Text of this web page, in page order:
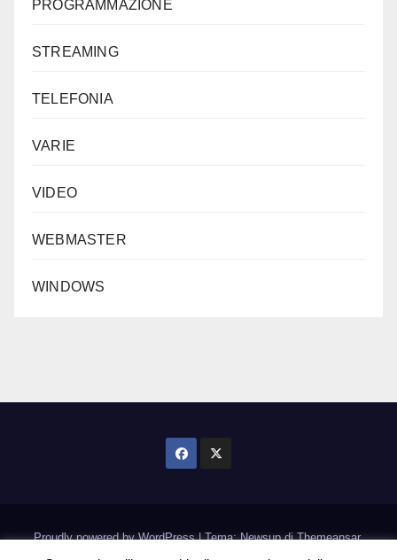
PROGRAMMAZIONE
STREAMING
TELEFONIA
VARIE
VIDEO
WEBMASTER
WINDOWS
Proudly powered by WordPress|Tema: Newsup diThemeansar.